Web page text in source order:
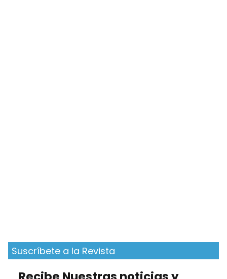
Suscríbete a la Revista